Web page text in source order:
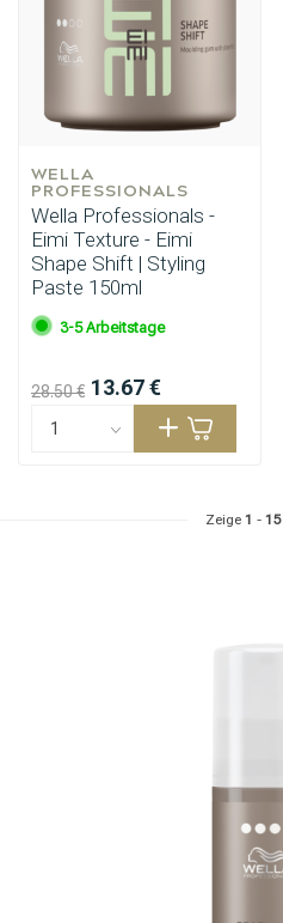
WELLA
PROFESSIONALS
Wella Professionals -
Eimi Texture - Eimi
Shape Shift | Styling
Paste 150ml
3-5 Arbeitstage
28.50 € 13.67 €
Zeige 1 - 15